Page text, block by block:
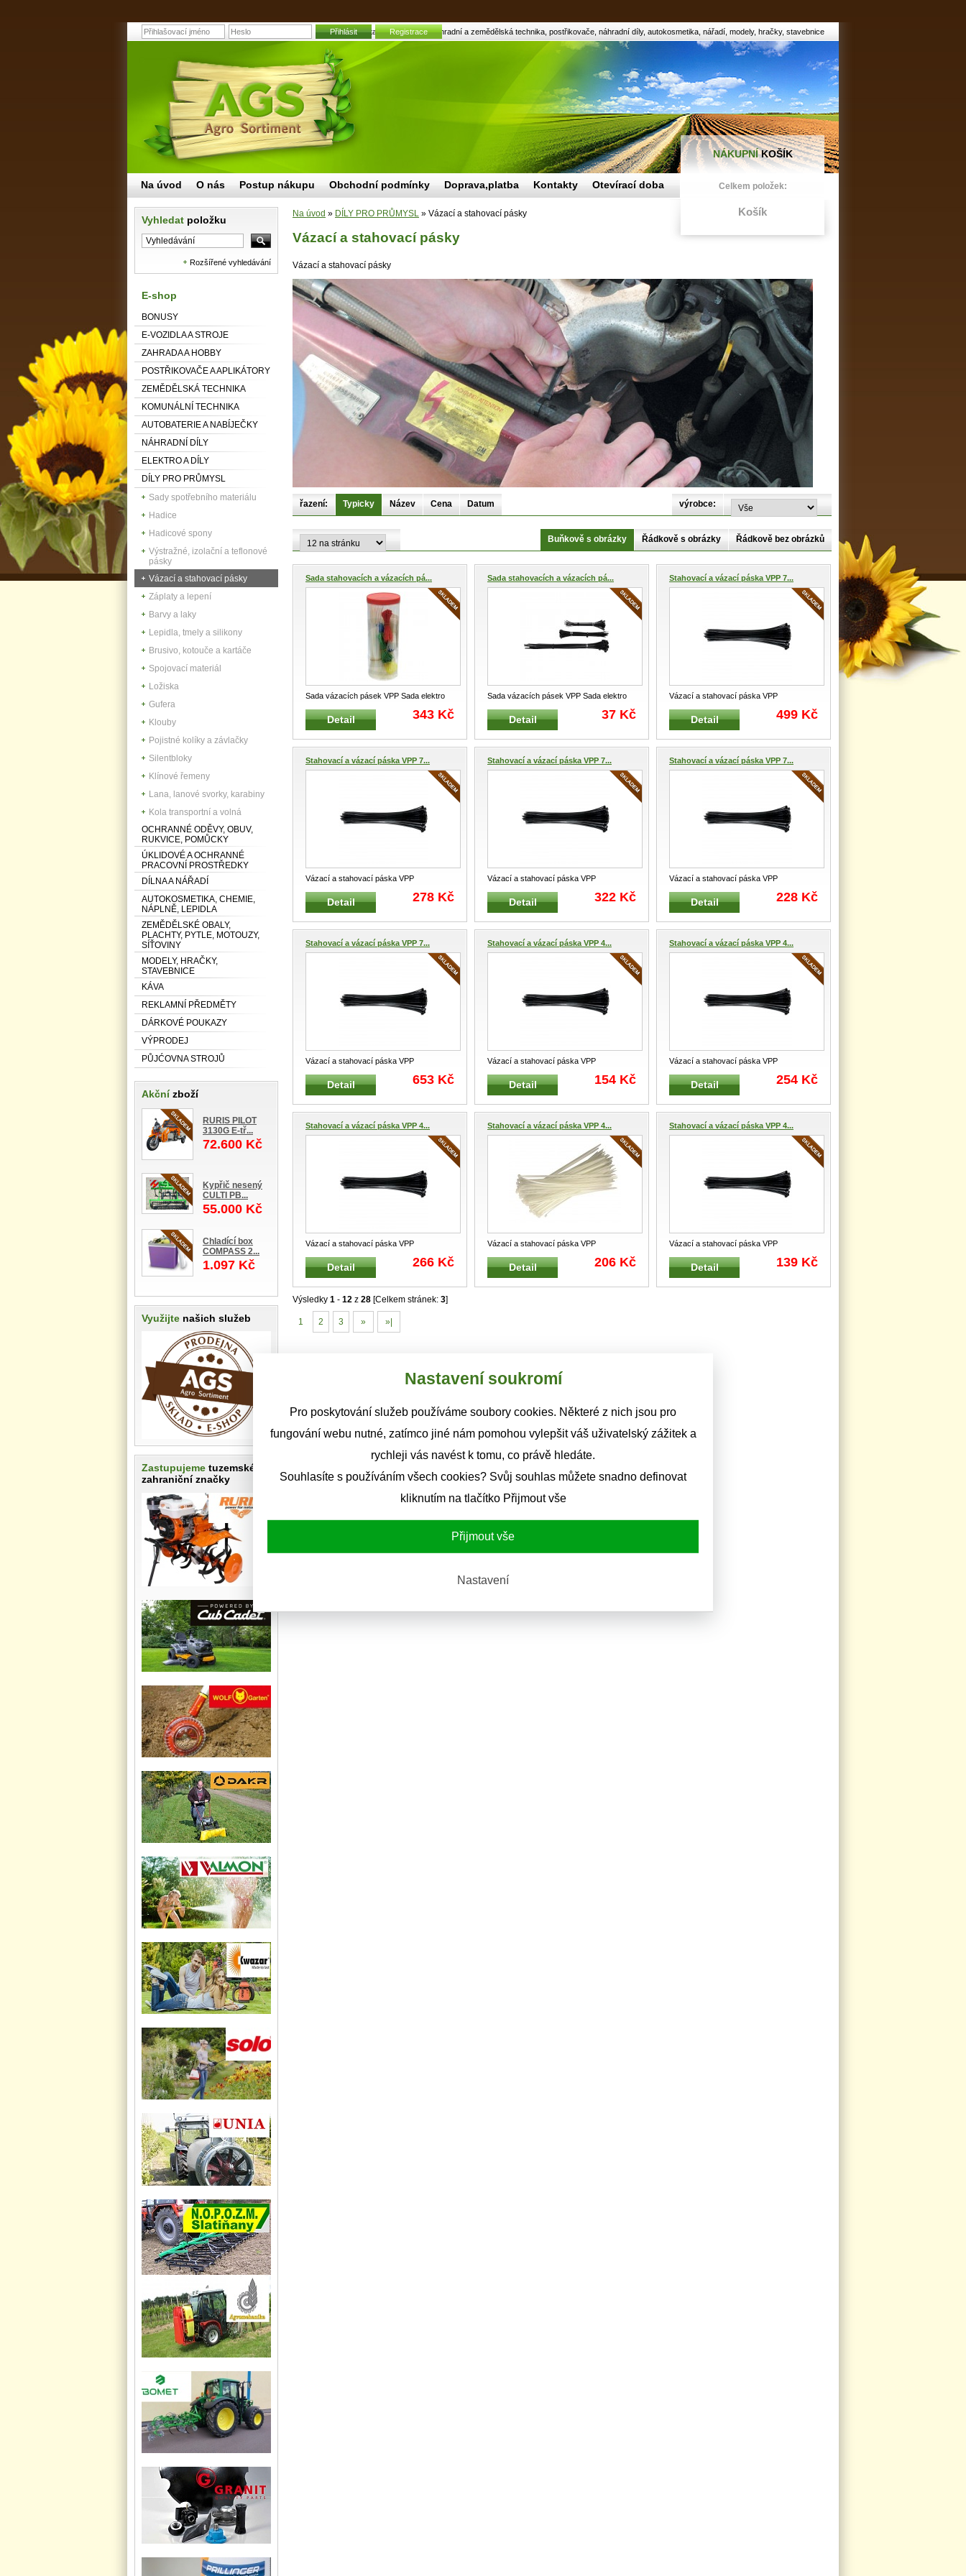
Nastavení soukromí
Pro poskytování služeb používáme soubory cookies. Některé z nich jsou pro
fungování webu nutné, zatímco jiné nám pomohou vylepšit váš uživatelský zážitek a
rychleji vás navést k tomu, co právě hledáte.
Souhlasíte s používáním všech cookies? Svůj souhlas můžete snadno definovat
kliknutím na tlačítko Přijmout vše
Přijmout vše
Nastavení
Vázací a stahovací pásky | Zahradní a zemědělská technika, postřikovače, náhradní díly, autokosmetika, nářadí, modely, hračky, stavebnice
Přihlásit Registrace
Vyhledat položku
Rozšířené vyhledávání
E-shop
BONUSY
E-VOZIDLA A STROJE
ZAHRADA A HOBBY
POSTŘIKOVAČE A APLIKÁTORY
ZEMĚDĚLSKÁ TECHNIKA
KOMUNÁLNÍ TECHNIKA
AUTOBATERIE A NABÍJEČKY
NÁHRADNÍ DÍLY
ELEKTRO A DÍLY
DÍLY PRO PRŮMYSL
Sady spotřebního materiálu
Hadice
Hadicové spony
Výstražné, izolační a teflonové
pásky
Vázací a stahovací pásky
Záplaty a lepení
Barvy a laky
Lepidla, tmely a silikony
Brusivo, kotouče a kartáče
Spojovací materiál
Ložiska
Gufera
Klouby
Pojistné kolíky a závlačky
Silentbloky
Klínové řemeny
Lana, lanové svorky, karabiny
Kola transportní a volná
OCHRANNÉ ODĚVY, OBUV,
RUKVICE, POMŮCKY
ÚKLIDOVÉ A OCHRANNÉ
PRACOVNÍ PROSTŘEDKY
DÍLNA A NÁŘADÍ
AUTOKOSMETIKA, CHEMIE,
NÁPLNĚ, LEPIDLA
ZEMĚDĚLSKÉ OBALY,
PLACHTY, PYTLE, MOTOUZY,
SÍŤOVINY
MODELY, HRAČKY,
STAVEBNICE
KÁVA
REKLAMNÍ PŘEDMĚTY
DÁRKOVÉ POUKAZY
VÝPRODEJ
PŮJĆOVNA STROJŮ
Akčnízboží
RURIS PILOT
3130G E-tř...
72.600 Kč
Kypřič nesený
CULTI PB...
55.000 Kč
Chladící box
COMPASS 2...
1.097 Kč
Využijte našich služeb
Zastupujeme tuzemské i
zahraniční značky
Na úvod » DÍLY PRO PRŮMYSL » Vázací a stahovací pásky
Vázací a stahovací pásky
Vázací a stahovací pásky
výrobce:
řazení: Typicky Název Cena Datum
Buňkově s obrázky Řádkově s obrázky Řádkově bez obrázků
Sada stahovacích a vázacích pá...
Sada vázacích pásek VPP Sada elektro
vázacích pásků Materiál nyl
Detail 343 Kč
Sada stahovacích a vázacích pá...
Sada vázacích pásek VPP Sada elektro
vázacích pásků Materiál nylon s
Detail 37 Kč
Stahovací a vázací páska VPP 7...
Vázací a stahovací páska VPP
Profesionální vázací a stahovací páska
...
Detail 499 Kč
Stahovací a vázací páska VPP 7...
Vázací a stahovací páska VPP
Profesionální vázací a stahovací páska
...
Detail 278 Kč
Stahovací a vázací páska VPP 7...
Vázací a stahovací páska VPP
Profesionální vázací a stahovací páska
...
Detail 322 Kč
Stahovací a vázací páska VPP 7...
Vázací a stahovací páska VPP
Profesionální vázací a stahovací páska
...
Detail 228 Kč
Stahovací a vázací páska VPP 7...
Vázací a stahovací páska VPP
Profesionální vázací a stahovací páska
...
Detail 653 Kč
Stahovací a vázací páska VPP 4...
Vázací a stahovací páska VPP
Profesionální vázací a stahovací páska
...
Detail 154 Kč
Stahovací a vázací páska VPP 4...
Vázací a stahovací páska VPP
Profesionální vázací a stahovací páska
...
Detail 254 Kč
Stahovací a vázací páska VPP 4...
Vázací a stahovací páska VPP
Profesionální vázací a stahovací páska
...
Detail 266 Kč
Stahovací a vázací páska VPP 4...
Vázací a stahovací páska VPP
Profesionální vázací a stahovací páska
...
Detail 206 Kč
Stahovací a vázací páska VPP 4...
Vázací a stahovací páska VPP
Profesionální vázací a stahovací páska
...
Detail 139 Kč
Výsledky 1 - 12 z 28 [Celkem stránek: 3]
1 2 3 » »|
NÁKUPNÍKOŠÍK
Celkem položek:
Košík
Na úvod O nás Postup nákupu Obchodní podmínky Doprava,platba Kontakty Otevírací doba